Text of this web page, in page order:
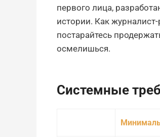
первого лица,
истории. Как
постарайтесь
осмелишься.
Системные